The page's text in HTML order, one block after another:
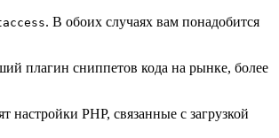
. В обоих случаях вам понадобится
плагин сниппетов кода на рынке, более
PHP, связанные с загрузкой